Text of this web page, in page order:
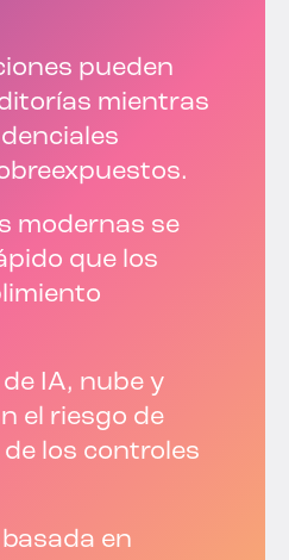
pueden
mientras
modernas se
que los
IA, nube y
el riesgo de
los controles
en